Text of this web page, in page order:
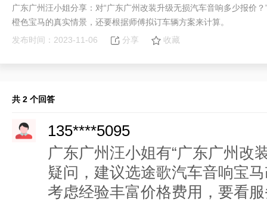
广东广州汪小姐分享：对“广东广州改装升级无损汽车音响多少报价
橙色宝马的真实情景，还要根据师傅拟订车辆方案来计算。
发布时间：2023-11-06
分享 收藏
共 2 个回答
135****5095
广东广州汪小姐有“广东广州改
疑问，建议选途歌汽车音响宝
考虑经验丰富价格费用，要看